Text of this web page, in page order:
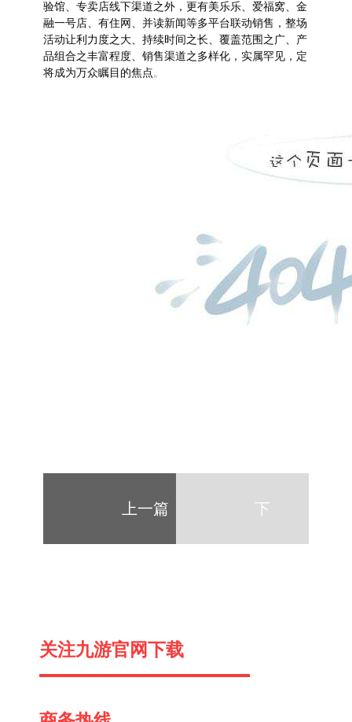
验馆、专卖店线下渠道之外，更有美乐乐、爱福窝、金
融一号店、有住网、并读新闻等多平台联动销售，整场
活动让利力度之大、持续时间之长、覆盖范围之广、产
品组合之丰富程度、销售渠道之多样化，实属罕见，定
将成为万众瞩目的焦点。
上一篇 下
关注九游官网下载